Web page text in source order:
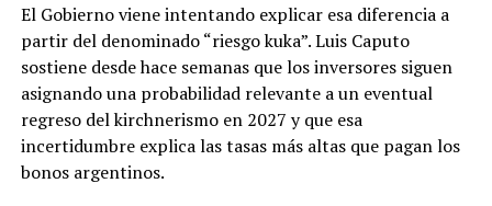
El Gobierno viene intentando explicar esa diferencia a
partir del denominado “riesgo kuka”. Luis Caputo
sostiene desde hace semanas que los inversores siguen
asignando una probabilidad relevante a un eventual
regreso del kirchnerismo en 2027 y que esa
incertidumbre explica las tasas más altas que pagan los
bonos argentinos.